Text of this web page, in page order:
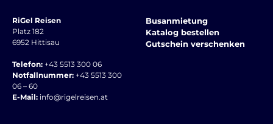
RiGel Reisen
Platz 182
6952 Hittisau
Telefon: +43 5513 300 06
Notfallnummer: +43 5513 300
06 – 60
E-Mail: info@rigelreisen.at
Busanmietung
Katalog bestellen
Gutschein verschenken